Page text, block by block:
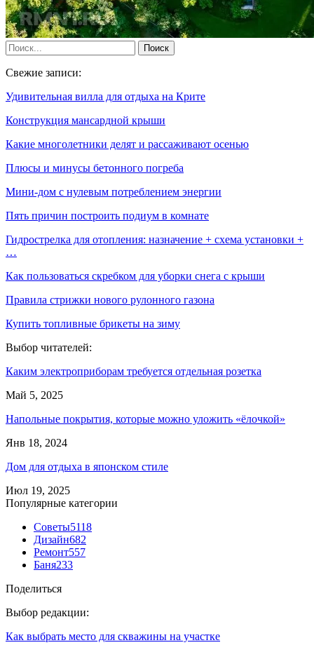
Свежие записи:
Удивительная вилла для отдыха на Крите
Конструкция мансардной крыши
Какие многолетники делят и рассаживают осенью
Плюсы и минусы бетонного погреба
Мини-дом с нулевым потреблением энергии
Пять причин построить подиум в комнате
Гидрострелка для отопления: назначение + схема установки +
…
Как пользоваться скребком для уборки снега с крыши
Правила стрижки нового рулонного газона
Купить топливные брикеты на зиму
Выбор читателей:
Каким электроприборам требуется отдельная розетка
Май 5, 2025
Напольные покрытия, которые можно уложить «ёлочкой»
Янв 18, 2024
Дом для отдыха в японском стиле
Июл 19, 2025
Популярные категории
Советы5118
Дизайн682
Ремонт557
Баня233
Поделиться
Выбор редакции:
Как выбрать место для скважины на участке